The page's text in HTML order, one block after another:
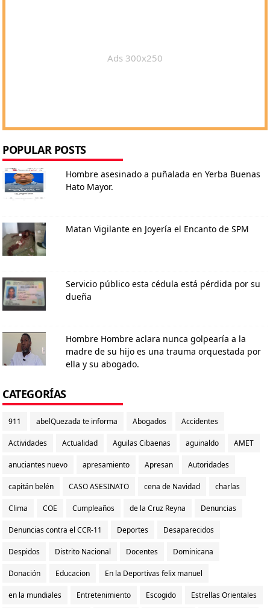
Ads 300x250
POPULAR POSTS
Hombre asesinado a puñalada en Yerba Buenas
Hato Mayor.
Matan Vigilante en Joyería el Encanto de SPM
Servicio público esta cédula está pérdida por su
dueña
Hombre Hombre aclara nunca golpearía a la
madre de su hijo es una trauma orquestada por
ella y su abogado.
CATEGORÍAS
911 abelQuezada te informa Abogados Accidentes
Actividades Actualidad Aguilas Cibaenas aguinaldo AMET
anuciantes nuevo apresamiento Apresan Autoridades
capitán belén CASO ASESINATO cena de Navidad charlas
Clima COE Cumpleaños de la Cruz Reyna Denuncias
Denuncias contra el CCR-11 Deportes Desaparecidos
Despidos Distrito Nacional Docentes Dominicana
Donación Educacion En la Deportivas felix manuel
en la mundiales Entretenimiento Escogido Estrellas Orientales